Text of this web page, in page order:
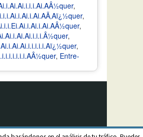
,
,
,
,
,
, Entre-